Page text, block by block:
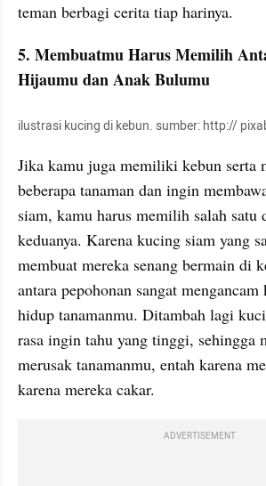
teman berbagi cerita tiap harinya.
5. Membuatmu Harus Memilih
Hijaumu dan Anak Bulumu
ilustrasi kucing di kebun. sumber: http://
Jika kamu juga memiliki kebun serta
beberapa tanaman dan ingin
siam, kamu harus memilih salah satu
keduanya. Karena kucing siam yang
membuat mereka senang bermain di
antara pepohonan sangat
hidup tanamanmu. Ditambah lagi
rasa ingin tahu yang tinggi, sehingga
merusak tanamanmu, entah karena
karena mereka cakar.
ADVERTISEMENT